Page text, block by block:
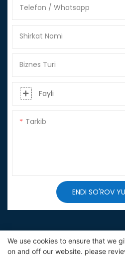
Telefon / Whatsapp
Shirkat Nomi
Biznes Turi
Fayli
Tarkib
ENDI SO'ROV
Mualliflik huquqi © 2025 SINO |
We use cookies to ensure that we
on and off our website. please